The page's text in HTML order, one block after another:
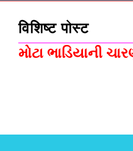
विशिष्ट पोस्ट
મોટા ભાડિયાની